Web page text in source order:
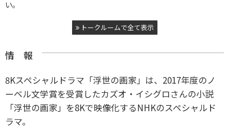
い。
トークルームで全て表示
情 報
8Kスペシャルドラマ「浮世の画家」は、2017年度のノ
ーベル文学賞を受賞したカズオ・イシグロさんの小説
「浮世の画家」を8Kで映像化するNHKのスペシャルド
ラマ。